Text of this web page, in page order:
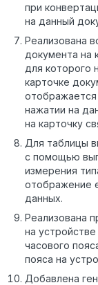
при
на данный
Реализована
документа на
для которого
карточке
отображается
нажатии на
на карточку
Для таблицы
с помощью
измерения
отображение
данных.
Реализована
на
часового
пояса на
Добавлена